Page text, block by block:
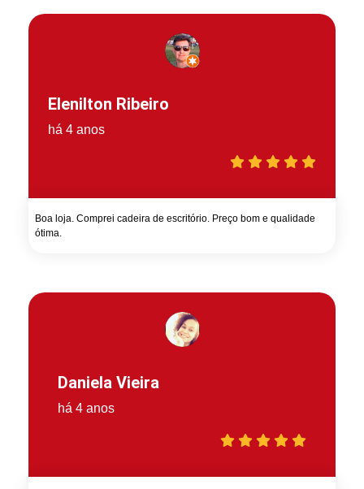
Elenilton Ribeiro
há 4 anos
Boa loja. Comprei cadeira de escritório. Preço bom e qualidade
ótima.
Daniela Vieira
há 4 anos